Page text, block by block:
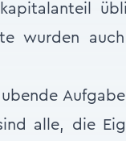
wurden
alle, die